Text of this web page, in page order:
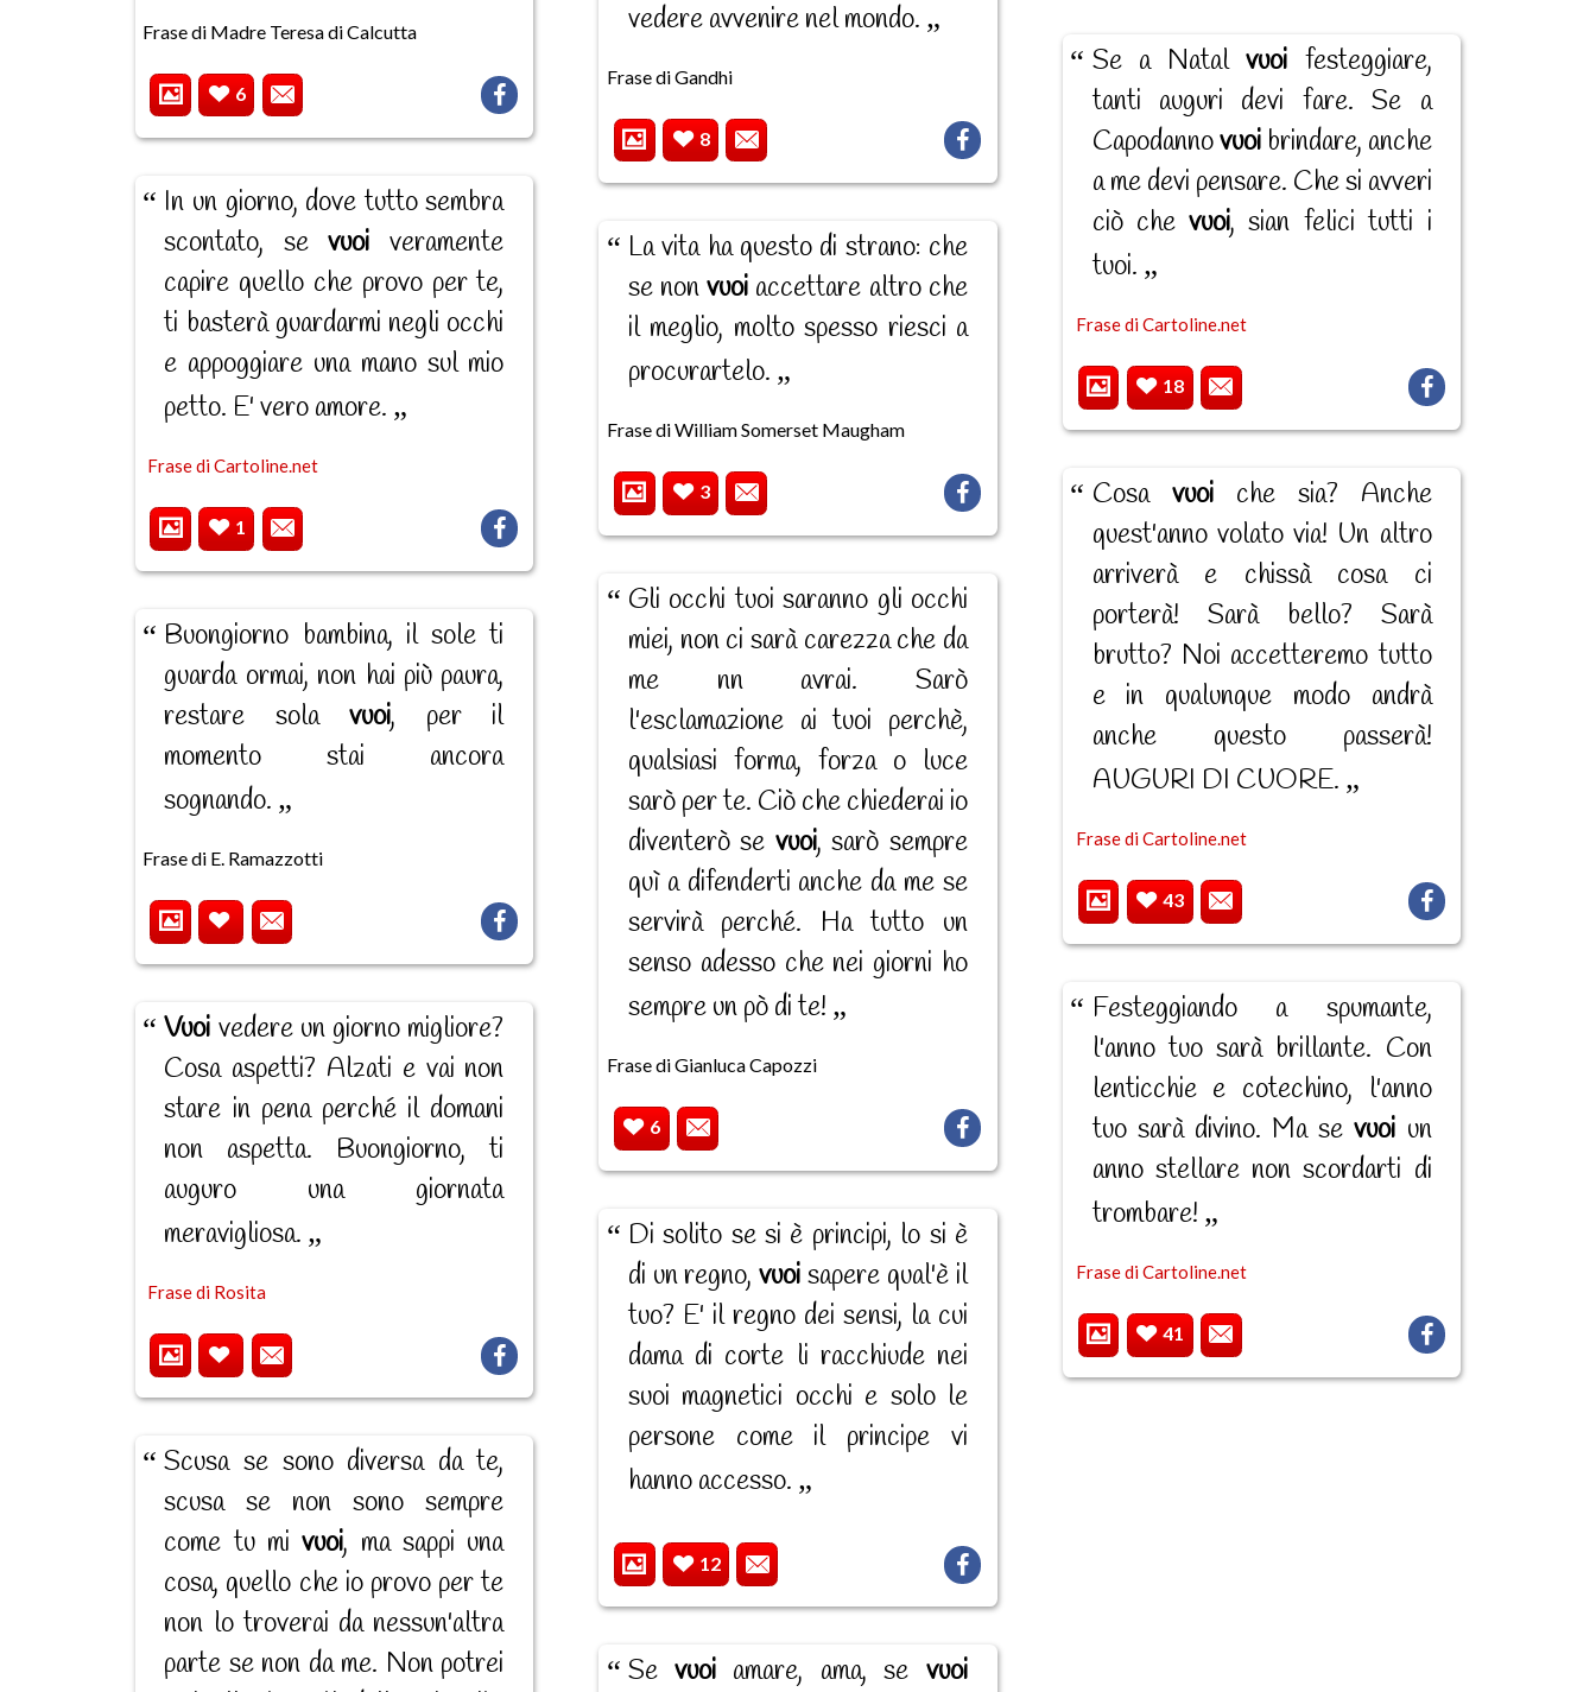
Frase di Madre Teresa di Calcutta
6
In un giorno, dove tutto sembra
scontato, sevuoi veramente
capire quello che provo per te,
ti basterà guardarmi negli occhi
e appoggiare una mano sul mio
petto. E' vero amore.
Frase di Cartoline.net
1
Buongiorno bambina, il sole ti
guarda ormai, non hai più paura,
restare solavuoi, per il
momento stai ancora
sognando.
Frase di E. Ramazzotti
Vuoi vedere un giorno migliore?
Cosa aspetti? Alzati e vai non
stare in pena perché il domani
non aspetta. Buongiorno, ti
auguro una giornata
meravigliosa.
Frase di Rosita
Scusa se sono diversa da te,
scusa se non sono sempre
come tu mivuoi, ma sappi una
cosa, quello che io provo per te
non lo troverai da nessun'altra
parte se non da me. Non potrei
vedere avvenire nel mondo.
Frase di Gandhi
8
La vita ha questo di strano: che
se non vuoiaccettare altro che
il meglio, molto spesso riesci a
procurartelo.
Frase di William Somerset Maugham
3
Gli occhi tuoi saranno gli occhi
miei, non ci sarà carezza che da
me nn avrai. Sarò
l'esclamazione ai tuoi perchè,
qualsiasi forma, forza o luce
sarò per te. Ciò che chiederai io
diventerò se vuoi, sarò sempre
quì a difenderti anche da me se
servirà perché. Ha tutto un
senso adesso che nei giorni ho
sempre un pò di te!
Frase di Gianluca Capozzi
6
Di solito se si è principi, lo si è
di un regno, vuoisapere qual'è il
tuo? E' il regno dei sensi, la cui
dama di corte li racchiude nei
suoi magnetici occhi e solo le
persone come il principe vi
hanno accesso.
12
Se vuoiamare, ama, se vuoi
Se a Natal vuoifesteggiare,
tanti auguri devi fare. Se a
Capodannovuoibrindare, anche
a me devi pensare. Che si avveri
ciò che vuoi, sian felici tutti i
tuoi.
Frase di Cartoline.net
18
Cosa vuoiche sia? Anche
quest'anno volato via! Un altro
arriverà e chissà cosa ci
porterà! Sarà bello? Sarà
brutto? Noi accetteremo tutto
e in qualunque modo andrà
anche questo passerà!
AUGURI DI CUORE.
Frase di Cartoline.net
43
Festeggiando a spumante,
l'anno tuo sarà brillante. Con
lenticchie e cotechino, l'anno
tuo sarà divino. Ma se vuoiun
anno stellare non scordarti di
trombare!
Frase di Cartoline.net
41